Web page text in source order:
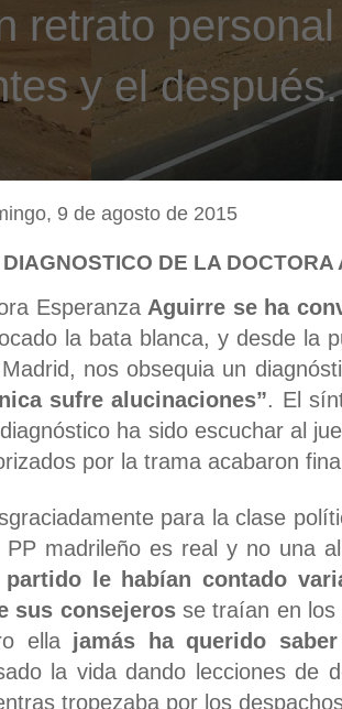
retrato
y el después.
9 de agosto de 2015
DE LA DOCTORA
Esperanza Aguirre se ha
la bata blanca, y desde la
nos obsequia un
sufre alucinaciones”. El
ha sido escuchar al
por la trama acabaron
para la clase
PP madrileño es real y no una
partido le habían contado
sus consejerosse traían en los
ella jamás ha querido
la vida dando lecciones de
tropezaba por los